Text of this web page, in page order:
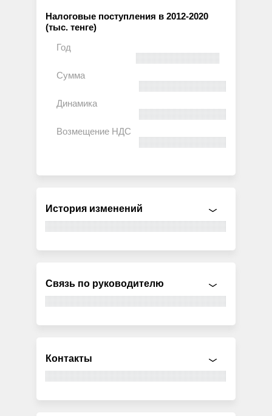
Налоговые поступления в 2012-2020
(тыс. тенге)
История изменений
Связь по руководителю
Контакты